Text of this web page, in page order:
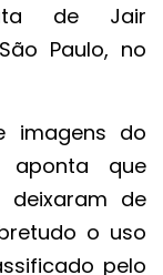
de Jair
Paulo, no
imagens do
aponta que
deixaram de
o uso
pelo